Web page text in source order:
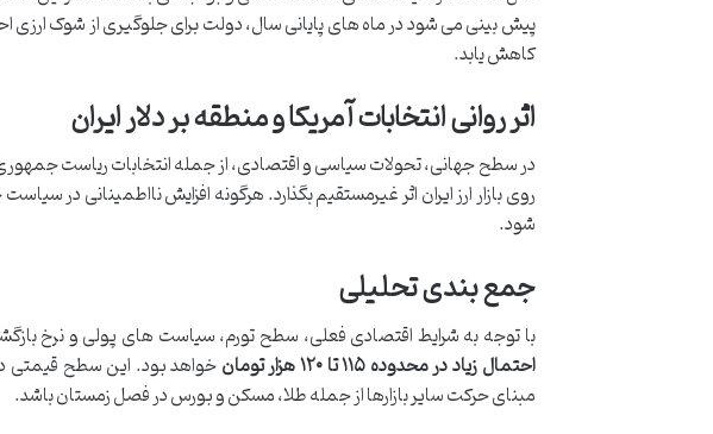
پیش بینی می شود در ماه های پایانی سال، دولت برای جلوگیری از شوک ارزی
کاهش یابد.
اثر روانی انتخابات آمریکا و منطقه بر دلار ایران
روی بازار ارز ایران اثر غیرمستقیم بگذارد. هرگونه افزایش نااطمینانی در
شود.
جمع بندی تحلیلی
با توجه به شرایط اقتصادی فعلی، سطح تورم، سیاست های پولی و نرخ
احتمال زیاد در محدوده ۱۱۵ تا ۱۲۰ هزار تومان خواهد بود. این سطح قیمتی
مبنای حرکت سایر بازارها از جمله طلا، مسکن و بورس در فصل زمستان باشد.